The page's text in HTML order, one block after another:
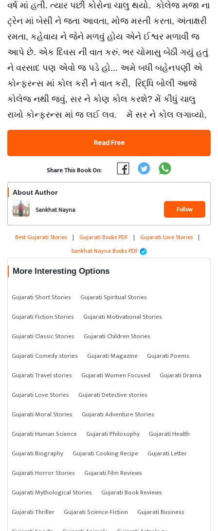
વર્ષ માં હતી. ત્યાર પછી કોરોના ચાલુ થયો. કોલેજ મજા ના
ટ્રેન માં બેસી ને જતા આવતા, મોજ મસ્તી કરતા, અંતાક્ષરી
રમતા, કહેવાય ને જેને મળવું હોય એને ઈશ્વર મળાવી જ
આપે છે. એક દિવસ ની વાત કરું. ભર ચોમાસુ બેઠી ગયું હતું
ને વરસાદ પણ એવો જ પડે હો... અમે બધી બહેનપણી એ
કોન્ફરન્સ માં કોલ કરી ને વાત કરી, રિદ્ધિ બોલી આજે
કોલેજ નથી જવું, સર ને કોણ કોલ કરશે? મેં કીધું ચાલુ
રાખો કોન્ફરન્સ માં જ લઈ લવ. મેં સર ને કોલ લગાવ્યો,
Read Free
Share This Book On:
About Author
Sankhat Nayna Follow
Best Gujarati Stories | Gujarati Books PDF | Gujarati Love Stories |
Sankhat Nayna Books PDF
More Interesting Options
Gujarati Short Stories
Gujarati Spiritual Stories
Gujarati Fiction Stories
Gujarati Motivational Stories
Gujarati Classic Stories
Gujarati Children Stories
Gujarati Comedy stories
Gujarati Magazine
Gujarati Poems
Gujarati Travel stories
Gujarati Women Focused
Gujarati Drama
Gujarati Love Stories
Gujarati Detective stories
Gujarati Moral Stories
Gujarati Adventure Stories
Gujarati Human Science
Gujarati Philosophy
Gujarati Health
Gujarati Biography
Gujarati Cooking Recipe
Gujarati Letter
Gujarati Horror Stories
Gujarati Film Reviews
Gujarati Mythological Stories
Gujarati Book Reviews
Gujarati Thriller
Gujarati Science-Fiction
Gujarati Business